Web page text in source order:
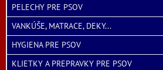
PELECHY PRE PSOV
VANKÚŠE, MATRACE, DEKY...
HYGIENA PRE PSOV
KLIETKY A PREPRAVKY PRE PSOV